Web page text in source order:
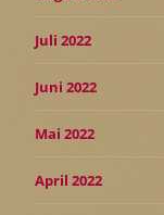
Juli 2022
Juni 2022
Mai 2022
April 2022